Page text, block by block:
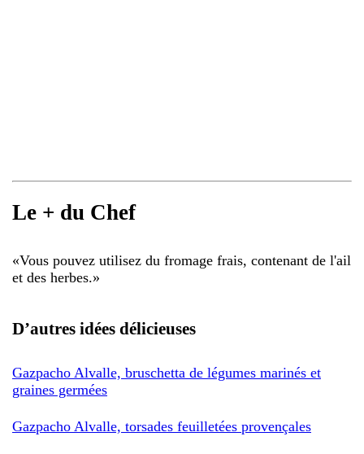
Le + du Chef
«Vous pouvez utilisez du fromage frais, contenant de l'ail
et des herbes.»
D’autres idées délicieuses
Gazpacho Alvalle, bruschetta de légumes marinés et
graines germées
Gazpacho Alvalle, torsades feuilletées provençales